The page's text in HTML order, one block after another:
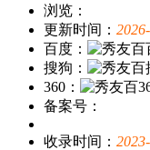
浏览：
更新时间：
百度：
搜狗：
360：
备案号：
收录时间：